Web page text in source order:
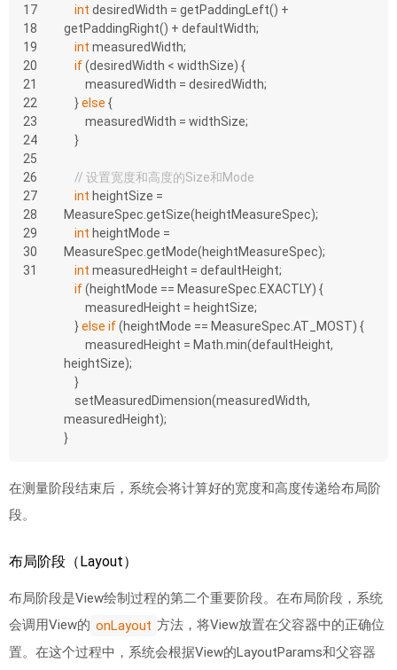
17
18
19
20
21
22
23
24
25
26
27
28
29
30
31
int desiredWidth = getPaddingLeft() +
getPaddingRight() + defaultWidth;
int measuredWidth;
if (desiredWidth < widthSize) {
        measuredWidth = desiredWidth;
    }
else {
        measuredWidth = widthSize;
    }
// 设置宽度和高度的Size和Mode
int heightSize =
MeasureSpec.getSize(heightMeasureSpec);
int heightMode =
MeasureSpec.getMode(heightMeasureSpec);
int measuredHeight = defaultHeight;
if (heightMode == MeasureSpec.EXACTLY) {
        measuredHeight = heightSize;
    }
else if (heightMode == MeasureSpec.AT_MOST) {
heightSize);
    }
measuredHeight);
}
在测量阶段结束后，系统会将计算好的宽度和高度传递给布局阶
段。
布局阶段（Layout）
布局阶段是View绘制过程的第二个重要阶段。在布局阶段，系统
会调用View的 onLayout 方法，将View放置在父容器中的正确位
置。在这个过程中，系统会根据View的LayoutParams和父容器